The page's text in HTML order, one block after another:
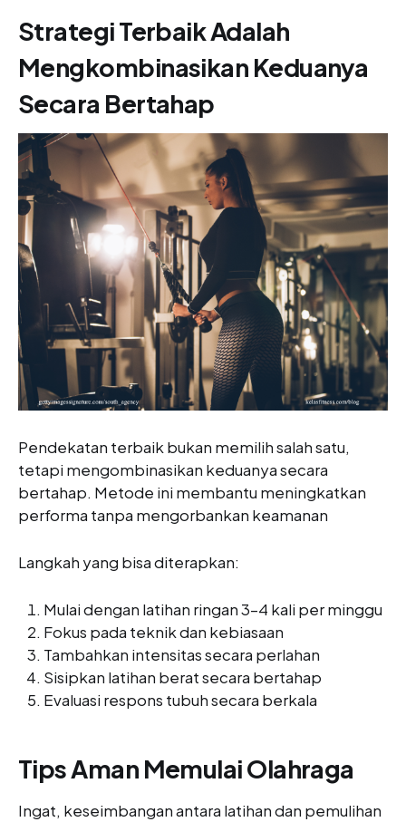
Strategi Terbaik Adalah
Mengkombinasikan Keduanya
Secara Bertahap
Pendekatan terbaik bukan memilih salah satu,
tetapi mengombinasikan keduanya secara
bertahap. Metode ini membantu meningkatkan
performa tanpa mengorbankan keamanan
Langkah yang bisa diterapkan:
Mulai dengan latihan ringan 3–4 kali per minggu
Fokus pada teknik dan kebiasaan
Tambahkan intensitas secara perlahan
Sisipkan latihan berat secara bertahap
Evaluasi respons tubuh secara berkala
Tips Aman Memulai Olahraga
Ingat, keseimbangan antara latihan dan pemulihan